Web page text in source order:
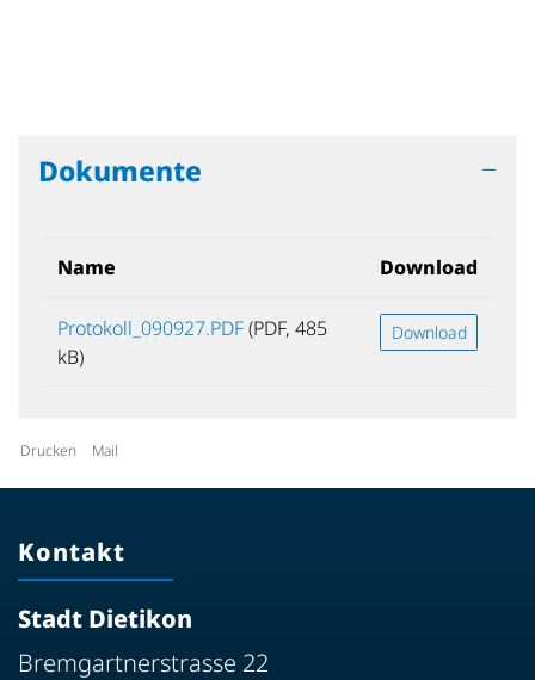
Dokumente
Name Download
Protokoll_090927.PDF(PDF, 485
kB)
Download
Drucken Mail
Kontakt
Stadt Dietikon
Bremgartnerstrasse 22